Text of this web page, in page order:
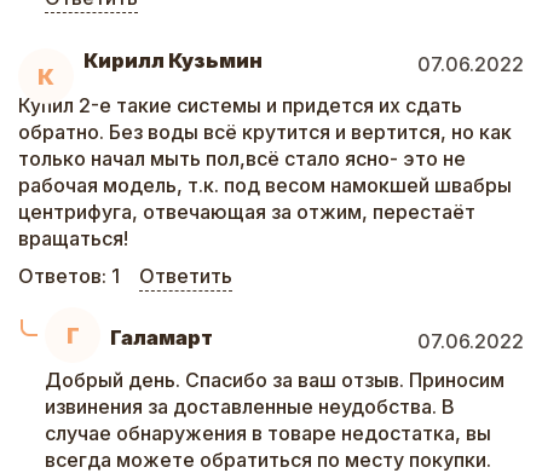
К
Кирилл Кузьмин
07.06.2022
Купил 2-е такие системы и придется их сдать
обратно. Без воды всё крутится и вертится, но как
только начал мыть пол,всё стало ясно- это не
рабочая модель, т.к. под весом намокшей швабры
центрифуга, отвечающая за отжим, перестаёт
вращаться!
Ответов: 1 Ответить
Г Галамарт
07.06.2022
Добрый день. Спасибо за ваш отзыв. Приносим
извинения за доставленные неудобства. В
случае обнаружения в товаре недостатка, вы
всегда можете обратиться по месту покупки.